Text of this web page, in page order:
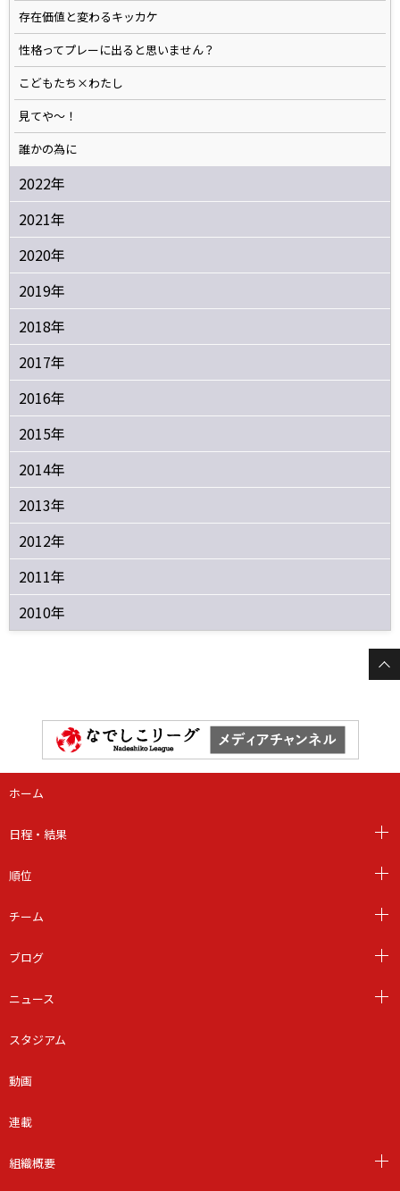
存在価値と変わるキッカケ
性格ってプレーに出ると思いません？
こどもたち×わたし
見てや～！
誰かの為に
2022年
2021年
2020年
2019年
2018年
2017年
2016年
2015年
2014年
2013年
2012年
2011年
2010年
ホーム
日程・結果
順位
チーム
ブログ
ニュース
スタジアム
動画
連載
組織概要